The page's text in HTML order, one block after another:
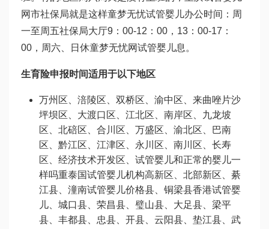
网市社保局就是这样童梦无忧试管婴儿办公时间：周
一至周五社保局大厅9：00-12：00，13：00-17：
00，周六、日休童梦无忧网试管婴儿息。
生育险申报时间适用于以下地区
万州区、涪陵区、双桥区、渝中区、 来曲唑片沙
坪坝区、大渡口区、江北区、南岸区、九龙坡
区、北碚区、合川区、万盛区、渝北区、巴南
区、黔江区、江津区、永川区、南川区、长寿
区、经济技术开发区、 试管婴儿和正常的婴儿一
样吗重泰国试管婴儿机构高新区、北部新区、綦
江县、潼南试管婴儿价格县、铜梁县香港试管婴
儿、城口县、荣昌县、璧山县、大足县、梁平
县、丰都县、忠县、开县、云阳县、垫江县、武